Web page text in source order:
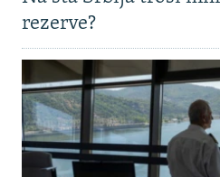
rezerve?